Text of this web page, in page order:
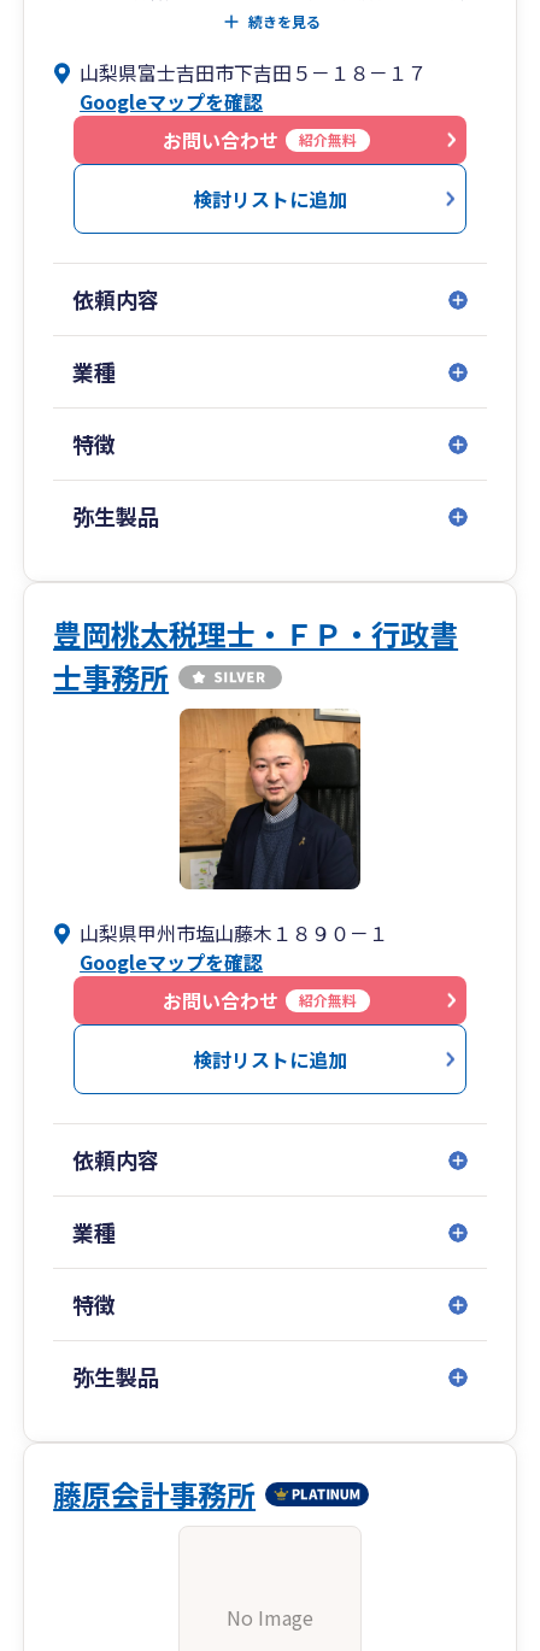
えるため、会計の専門チームから税務の専門チー
分野のスタッフを持つ事務所であります。また、
グループ内に社会保険労務士や行政書士を揃えて
いるため、ワンストップで対応が可能となってお
ります。
多数の会議室を完備しているため気兼ねなく時間
をかけてお客様の様々な相談にのっております。
続きを見る
山梨県富士吉田市下吉田５－１８－１７
Googleマップを確認
お問い合わせ
紹介無料
検討リストに追加
依頼内容
業種
特徴
弥生製品
豊岡桃太税理士・ＦＰ・行政書
士事務所
山梨県甲州市塩山藤木１８９０－１
Googleマップを確認
お問い合わせ
紹介無料
検討リストに追加
依頼内容
業種
特徴
弥生製品
藤原会計事務所
No Image